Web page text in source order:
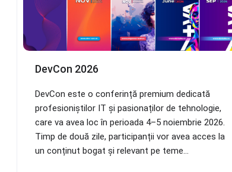
DevCon 2026
DevCon este o conferință premium dedicată
profesioniștilor IT și pasionaților de tehnologie,
care va avea loc în perioada 4–5 noiembrie 2026.
Timp de două zile, participanții vor avea acces la
un conținut bogat și relevant pe teme...